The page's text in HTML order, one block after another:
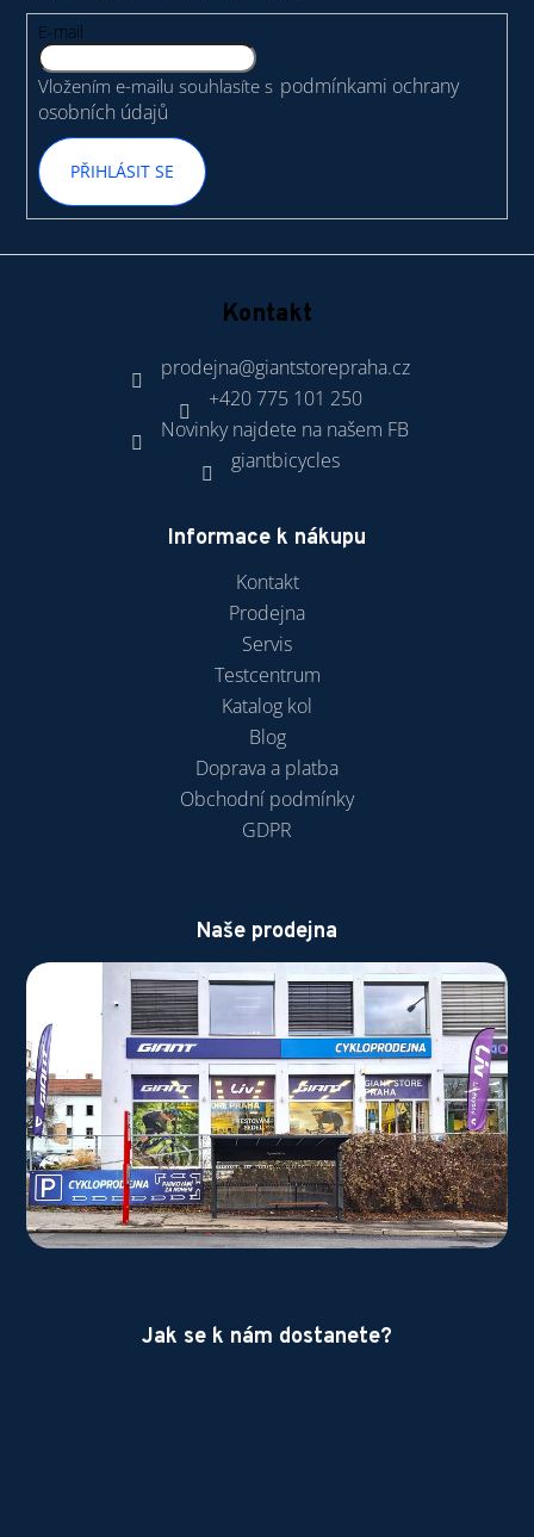
E-mail
Vložením e-mailu souhlasíte s podmínkami ochrany
osobních údajů
PŘIHLÁSIT SE
Kontakt
prodejna@giantstorepraha.cz
+420 775 101 250
Novinky najdete na našem FB
giantbicycles
Informace k nákupu
Kontakt
Prodejna
Servis
Testcentrum
Katalog kol
Blog
Doprava a platba
Obchodní podmínky
GDPR
Naše prodejna
Jak se k nám dostanete?